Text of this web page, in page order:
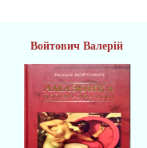
Войтович Валерій